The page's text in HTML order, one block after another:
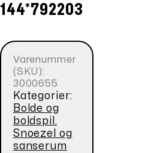
144*792203
Varenummer
(SKU):
3000655
Kategorier:
Bolde og
boldspil ,
Snoezel og
sanserum